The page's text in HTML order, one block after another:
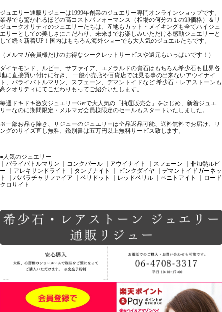
ジュエリー通販リジューは1999年創業のジュエリー専門オンラインショップです。
業界でも驚かれるほどの高コストパフォーマンス（相場の何分の１の卸価格）＆リ
ジュークオリティのジュエリーたちは、産地もカット・メイキングも全てハイジュ
エリーとしての美しさにこだわり、未来までお楽しみいただける感動ジュエリーと
して続々新着UP！国内はもちろん海外ショーでも大人気のジュエルたちです。
（メルマガ会員様だけのお得なシークレットサービスや還元もいっぱいです！）
ダイヤモンド、ルビー、サファイア、エメラルドの貴石はもちろん希少石も世界各
地に直接買い付けに行き、 一般小売店や百貨店では見る事の出来ないアウイナイ
ト、パライバトルマリン、スフェーン、デマントイドなど 希少石・レアストーンも
高クオリティにてこだわりもってご紹介いたします。
毎週ドキドキ激安ジュエリーGetで大人気の「抽選販売会」をはじめ、新着ジュエ
リーなのに期間限定・メルマガ会員様限定のセールもスタートいたしました。
※一部お品を除き、リジューのジュエリーは全品返品可能、送料無料でお届け、リ
ングのサイズ直し無料、鑑別書は五万円以上無料サービス致します。
●人気のジュエリー
｜パライバトルマリン
｜コンクパール ｜アウイナイト ｜スフェーン
｜非加熱ルビ
ー
｜アレキサンドライト ｜タンザナイト ｜ ピンクダイヤ
｜デマントイドガーネッ
ト
｜パパラチャサファイア ｜ペリドット ｜レッドベリル ｜ベニトアイト
｜ロード
クロサイト